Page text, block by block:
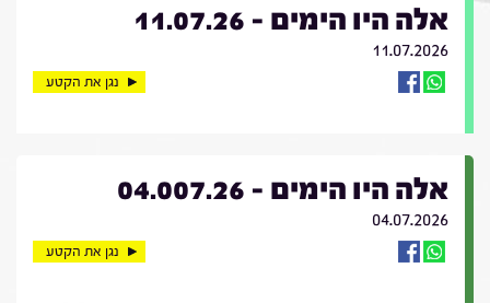
אלה היו הימים - 11.07.26
11.07.2026
נגן את הקטע
אלה היו הימים - 04.007.26
04.07.2026
נגן את הקטע